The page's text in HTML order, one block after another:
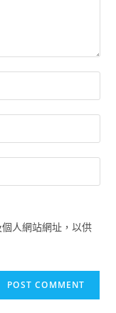
人網站網址，以供